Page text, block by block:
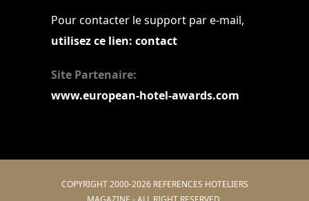
Pour contacter le support par e-mail,
utilisez ce lien: contact
Site Partenaire:
www.european-hotel-awards.com
COPYRIGHT 2000-2026 REFERENCES HOTELIERS